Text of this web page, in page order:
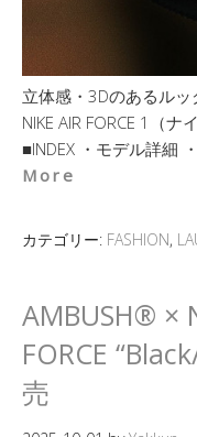
立体感・3Dのあるル
NIKE AIR FORCE 1（ナ
■INDEX ・モデル詳細
More
カテゴリー: FASHION,
AMBUSH® ×
FORCE
売